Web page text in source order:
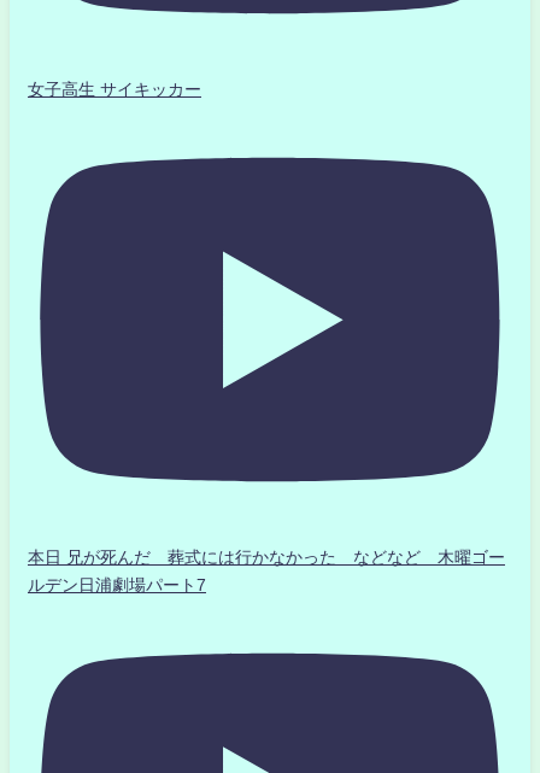
女子高生 サイキッカー
本日 兄が死んだ 葬式には行かなかった などなど 木曜ゴー
ルデン日浦劇場パート7